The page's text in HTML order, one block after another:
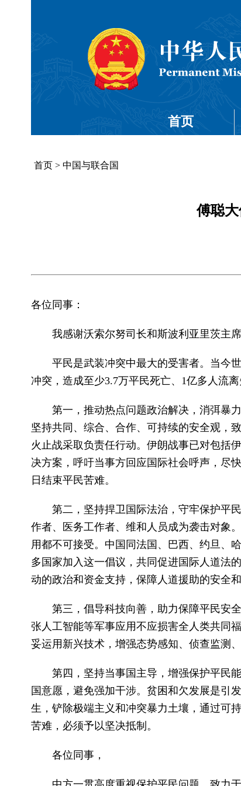
首页
首页 > 中国与联合国
傅聪
各位同事：
我感谢沃索尔努司长和斯波利亚里茨主席
平民是武装冲突中最大的受害者。当今
冲突，造成至少3.7万平民死亡、1亿多人流
第一，推动热点问题政治解决，消弭暴
坚持共同、综合、合作、可持续的安全观，
火止战采取负责任行动。伊朗战事已对包括
决方案，呼吁当事方回应国际社会呼声，尽
日结束平民苦难。
第二，坚持捍卫国际法治，守牢保护平
作者、医务工作者、维和人员成为袭击对象
用都不可接受。中国同法国、巴西、约旦、
多国家加入这一倡议，共同促进国际人道法
动的政治和资金支持，保障人道援助的安全和
第三，倡导科技向善，助力保障平民安
张人工智能等军事应用不应损害全人类共同
妥运用新兴技术，增强态势感知、侦查监测
第四，坚持当事国主导，增强保护平民
国意愿，避免强加干涉。贫困和欠发展是引
生，铲除极端主义和冲突暴力土壤，通过可
苦难，必须予以坚决抵制。
各位同事，